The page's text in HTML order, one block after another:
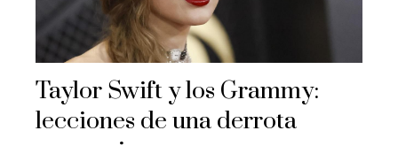
Taylor Swift y los Grammy:
lecciones de una derrota